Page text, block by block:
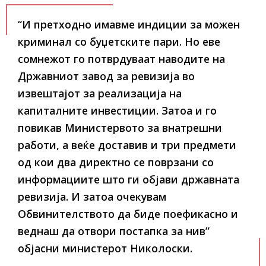
“И претходнo имавме индиции за можен
криминал со буџетските пари. Но еве
сомнежот го потврдуваат наводите на
Државниот завод за ревизија во
извештaјoт за реализација на
капиталните инвестиции. Затоа и го
повикав Министервото за внатрешни
работи, а веќе доставив и три предмети
од кои два директно се поврзани со
информациите што ги објави државната
ревизија. И затоа очекувам
Обвинителството да биде поефикасно и
веднаш да отвори постапка за нив”
објасни министерот Николоски.